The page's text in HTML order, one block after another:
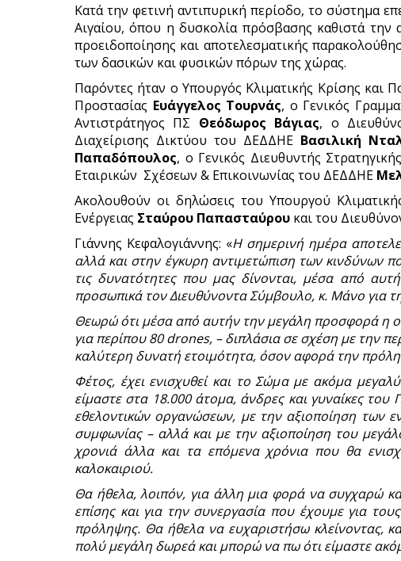
Κατά την φετινή αντιπυρική περίοδο, το σύστημα
Αιγαίου, όπου η δυσκολία πρόσβασης καθιστά την
προειδοποίησης και αποτελεσματικής
των δασικών και φυσικών πόρων της χώρας.
Παρόντες ήταν ο Υπουργός Κλιματικής Κρίσης και
Προστασίας Ευάγγελος Τουρνάς, ο Γενικός
Αντιστράτηγος ΠΣ Θεόδωρος Βάγιας, ο
Διαχείρισης Δικτύου του ΔΕΔΔΗΕ Βασιλική
Παπαδόπουλος, ο Γενικός Διευθυντής
Εταιρικών Σχέσεων & Επικοινωνίας του ΔΕΔΔΗΕ
Ακολουθούν οι δηλώσεις του Υπουργού
Ενέργειας Σταύρου Παπασταύρου και του
Γιάννης Κεφαλογιάννης: «Η σημερινή ημέρα
αλλά και στην έγκυρη αντιμετώπιση των κινδύνων
τις δυνατότητες που μας δίνονται, μέσα από
προσωπικά τον Διευθύνοντα Σύμβουλο, κ. Μάνο για
Θεωρώ ότι μέσα από αυτήν την μεγάλη προσφορά η
για περίπου 80 drones, – διπλάσια σε σχέση με την
καλύτερη δυνατή ετοιμότητα, όσον αφορά την
Φέτος, έχει ενισχυθεί και το Σώμα με ακόμα
είμαστε στα 18.000 άτομα, άνδρες και γυναίκες
εθελοντικών οργανώσεων, με την αξιοποίηση των
συμφωνίας – αλλά και με την αξιοποίηση του
χρονιά άλλα και τα επόμενα χρόνια που θα
καλοκαιριού.
Θα ήθελα, λοιπόν, για άλλη μια φορά να συγχαρώ
επίσης και για την συνεργασία που έχουμε για
πρόληψης. Θα ήθελα να ευχαριστήσω κλείνοντας,
πολύ μεγάλη δωρεά και μπορώ να πω ότι είμαστε